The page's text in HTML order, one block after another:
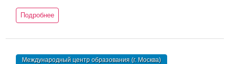
Подробнее
Международный центр образования (г. Москва)